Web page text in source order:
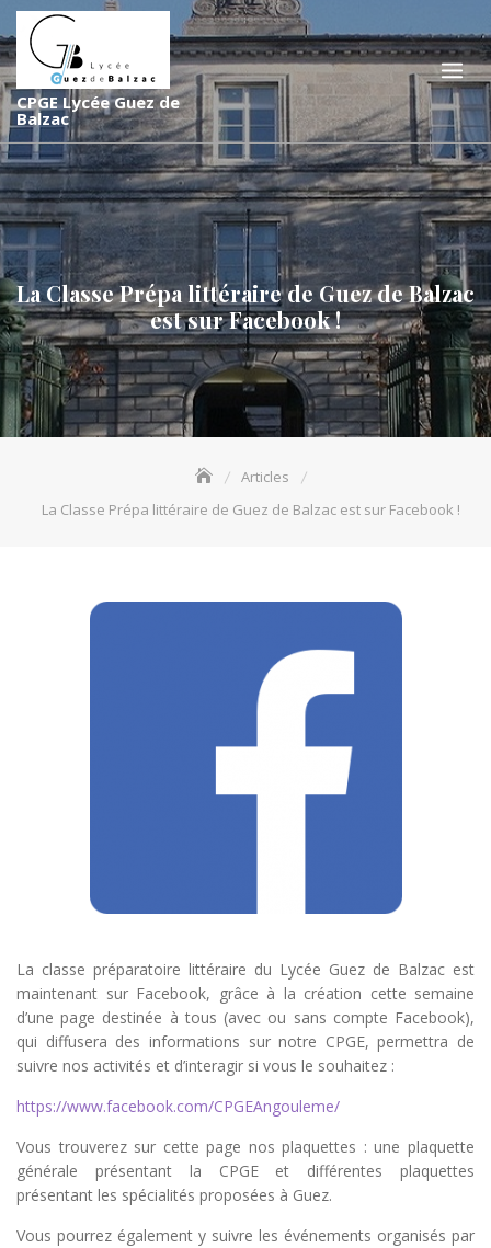
k
i
p
t
o
c
o
n
t
e
n
t
CPGE Lycée Guez de
Balzac
La Classe Prépa littéraire de Guez de Balzac
est sur Facebook !
Articles
La Classe Prépa littéraire de Guez de Balzac est sur Facebook !
La classe préparatoire littéraire du Lycée Guez de Balzac est
maintenant sur Facebook, grâce à la création cette semaine
d’une page destinée à tous (avec ou sans compte Facebook),
qui diffusera des informations sur notre CPGE, permettra de
suivre nos activités et d’interagir si vous le souhaitez :
https://www.facebook.com/CPGEAngouleme/
Vous trouverez sur cette page nos plaquettes : une plaquette
générale présentant la CPGE et différentes plaquettes
présentant les spécialités proposées à Guez.
Vous pourrez également y suivre les événements organisés par